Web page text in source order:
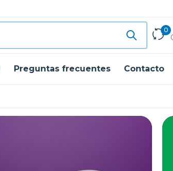
0
Preguntas frecuentes Contacto